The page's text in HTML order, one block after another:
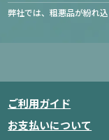
弊社では、粗悪品が紛れ
ご利用ガイド
お支払いについて